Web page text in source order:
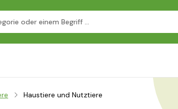
Haustiere und Nutztiere